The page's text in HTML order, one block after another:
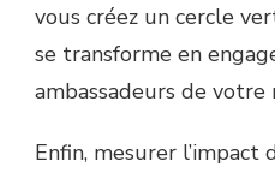
vous créez un cercle
se transforme en
ambassadeurs de votre
Enfin, mesurer